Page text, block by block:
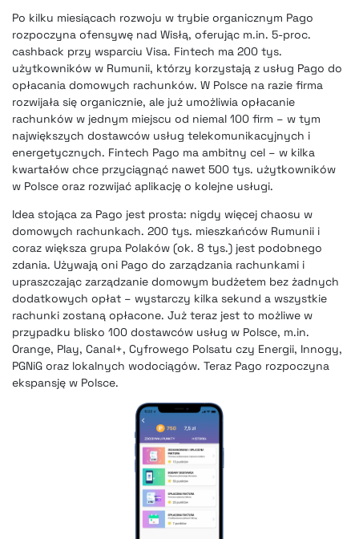
Po kilku miesiącach rozwoju w trybie organicznym Pago
rozpoczyna ofensywę nad Wisłą, oferując m.in. 5-proc.
cashback przy wsparciu Visa. Fintech ma 200 tys.
użytkowników w Rumunii, którzy korzystają z usług Pago do
opłacania domowych rachunków. W Polsce na razie firma
rozwijała się organicznie, ale już umożliwia opłacanie
rachunków w jednym miejscu od niemal 100 firm – w tym
największych dostawców usług telekomunikacyjnych i
energetycznych. Fintech Pago ma ambitny cel – w kilka
kwartałów chce przyciągnąć nawet 500 tys. użytkowników
w Polsce oraz rozwijać aplikację o kolejne usługi.
Idea stojąca za Pago jest prosta: nigdy więcej chaosu w
domowych rachunkach. 200 tys. mieszkańców Rumunii i
coraz większa grupa Polaków (ok. 8 tys.) jest podobnego
zdania. Używają oni Pago do zarządzania rachunkami i
upraszczając zarządzanie domowym budżetem bez żadnych
dodatkowych opłat – wystarczy kilka sekund a wszystkie
rachunki zostaną opłacone. Już teraz jest to możliwe w
przypadku blisko 100 dostawców usług w Polsce, m.in.
Orange, Play, Canal+, Cyfrowego Polsatu czy Energii, Innogy,
PGNiG oraz lokalnych wodociągów. Teraz Pago rozpoczyna
ekspansję w Polsce.